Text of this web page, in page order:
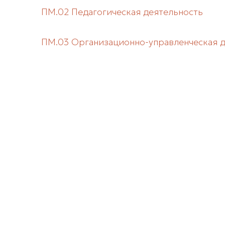
ПМ.02 Педагогическая деятельность
ПМ.03 Организационно-управленческая